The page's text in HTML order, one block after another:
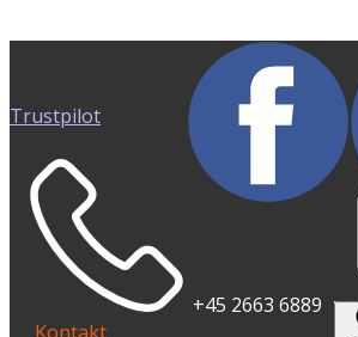
Trustpilot
+45 2663 6889